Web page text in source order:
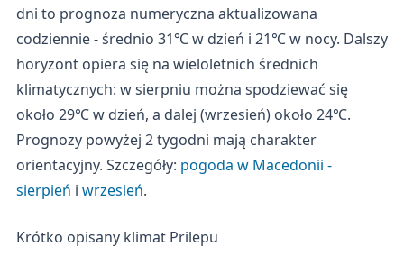
dni to prognoza numeryczna aktualizowana
codziennie - średnio 31℃ w dzień i 21℃ w nocy. Dalszy
horyzont opiera się na wieloletnich średnich
klimatycznych: w sierpniu można spodziewać się
około 29℃ w dzień, a dalej (wrzesień) około 24℃.
Prognozy powyżej 2 tygodni mają charakter
orientacyjny. Szczegóły: pogoda w Macedonii -
sierpień i wrzesień.
Krótko opisany klimat Prilepu